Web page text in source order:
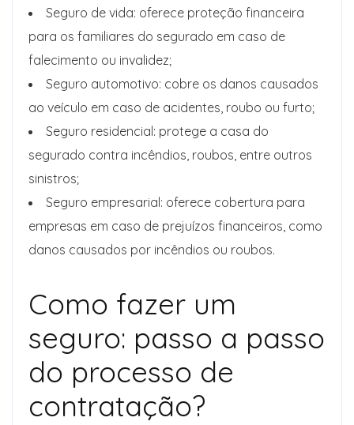
Seguro de vida: oferece proteção financeira
para os familiares do segurado em caso de
falecimento ou invalidez;
Seguro automotivo: cobre os danos causados
ao veículo em caso de acidentes, roubo ou furto;
Seguro residencial: protege a casa do
segurado contra incêndios, roubos, entre outros
sinistros;
Seguro empresarial: oferece cobertura para
empresas em caso de prejuízos financeiros, como
danos causados por incêndios ou roubos.
Como fazer um
seguro: passo a passo
do processo de
contratação?